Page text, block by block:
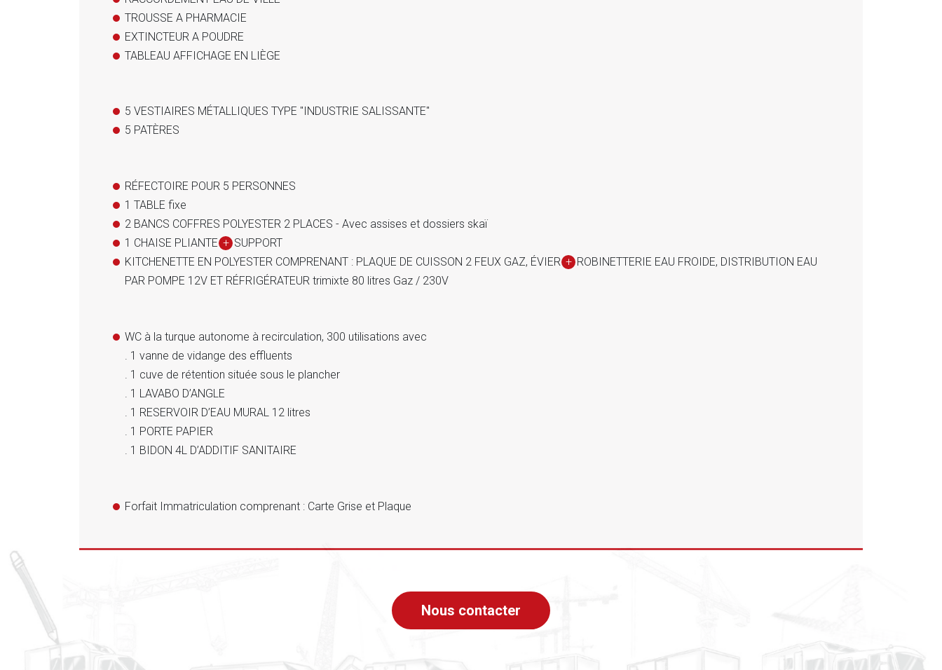
TROUSSE A PHARMACIE
EXTINCTEUR A POUDRE
TABLEAU AFFICHAGE EN LIÈGE
5 VESTIAIRES MÉTALLIQUES TYPE "INDUSTRIE SALISSANTE"
5 PATÈRES
RÉFECTOIRE POUR 5 PERSONNES
1 TABLE fixe
2 BANCS COFFRES POLYESTER 2 PLACES - Avec assises et dossiers skaï
1 CHAISE PLIANTE + SUPPORT
KITCHENETTE EN POLYESTER COMPRENANT : PLAQUE DE CUISSON 2 FEUX GAZ, ÉVIER + ROBINETTERIE EAU FROIDE, DISTRIBUTION EAU
PAR POMPE 12V ET RÉFRIGÉRATEUR trimixte 80 litres Gaz / 230V
WC à la turque autonome à recirculation, 300 utilisations avec
. 1 vanne de vidange des effluents
. 1 cuve de rétention située sous le plancher
. 1 LAVABO D’ANGLE
. 1 RESERVOIR D’EAU MURAL 12 litres
. 1 PORTE PAPIER
. 1 BIDON 4L D’ADDITIF SANITAIRE
Forfait Immatriculation comprenant : Carte Grise et Plaque
Nous contacter